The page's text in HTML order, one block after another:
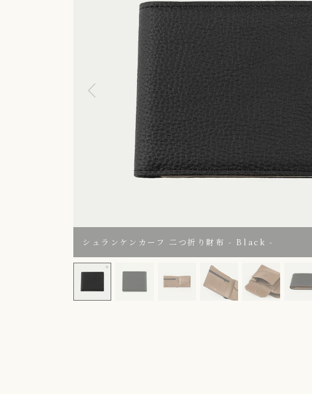
シュランケンカーフ 二つ折り財布 - Black -
シュランケンカーフ 二つ折り財布 - Black -